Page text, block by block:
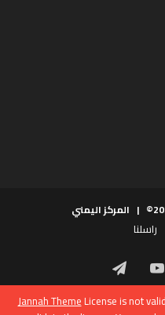
Jannah ThemeLicense is not
المركز اليمني
راسلنا
يوتيوب